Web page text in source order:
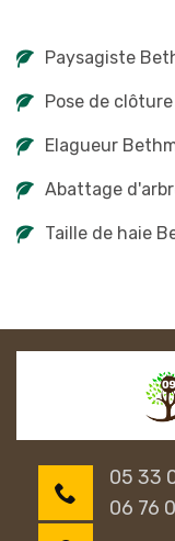
Paysagiste
Pose de
Elagueur
Abattage
Taille de haie
05 33
06 76